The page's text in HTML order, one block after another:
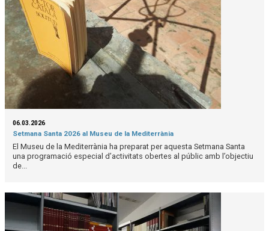
06.03.2026
Setmana Santa 2026 al Museu de la Mediterrània
El Museu de la Mediterrània ha preparat per aquesta Setmana Santa
una programació especial d’activitats obertes al públic amb l’objectiu
de...